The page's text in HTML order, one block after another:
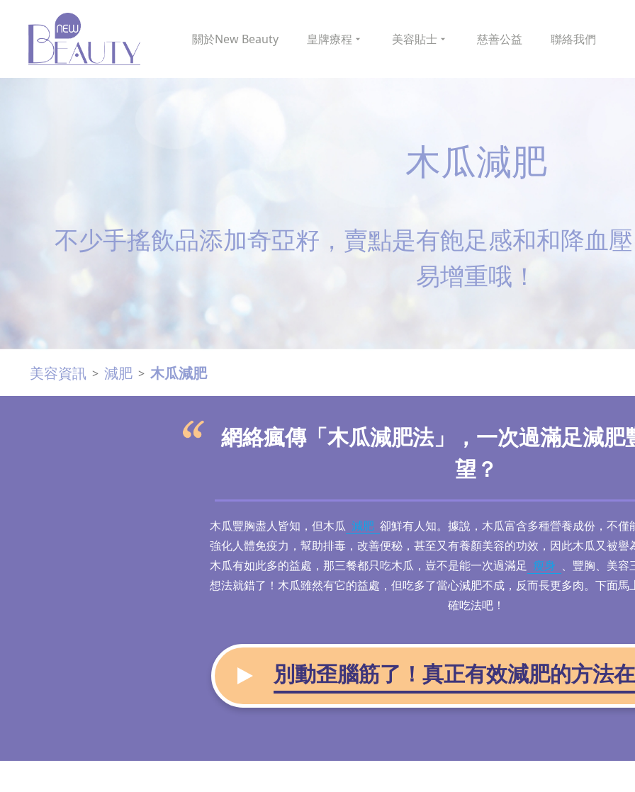
關於New Beauty 皇牌療程 美容貼士 慈善公益 聯絡我們
木瓜減肥
不少手搖飲品添加奇亞籽，賣點是有飽足感和和降血
易增重哦！
美容資訊 > 減肥 > 木瓜減肥
網絡瘋傳「木瓜減肥法」，一次過滿足減肥
望？
木瓜豐胸盡人皆知，但木瓜 減肥 卻鮮有人知。據說，木瓜富含多種營養成份，不僅
強化人體免疫力，幫助排毒，改善便秘，甚至又有養顏美容的功效，因此木瓜又被譽
木瓜有如此多的益處，那三餐都只吃木瓜，豈不是能一次過滿足
瘦身
、豐胸、美
想法就錯了！木瓜雖然有它的益處，但吃多了當心減肥不成，反而長更多肉。下面馬
確吃法吧！
別動歪腦筋了！真正有效減肥的方法在